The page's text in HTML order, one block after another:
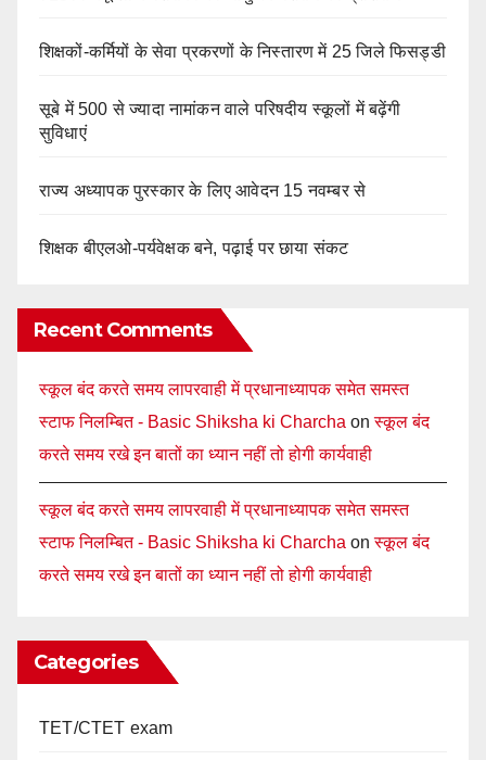
शिक्षकों-कर्मियों के सेवा प्रकरणों के निस्तारण में 25 जिले फिसड्डी
सूबे में 500 से ज्यादा नामांकन वाले परिषदीय स्कूलों में बढ़ेंगी
सुविधाएं
राज्य अध्यापक पुरस्कार के लिए आवेदन 15 नवम्बर से
शिक्षक बीएलओ-पर्यवेक्षक बने, पढ़ाई पर छाया संकट
Recent Comments
स्कूल बंद करते समय लापरवाही में प्रधानाध्यापक समेत समस्त
स्टाफ निलम्बित - Basic Shiksha ki Charcha onस्कूल बंद
करते समय रखे इन बातों का ध्यान नहीं तो होगी कार्यवाही
स्कूल बंद करते समय लापरवाही में प्रधानाध्यापक समेत समस्त
स्टाफ निलम्बित - Basic Shiksha ki Charcha onस्कूल बंद
करते समय रखे इन बातों का ध्यान नहीं तो होगी कार्यवाही
Categories
TET/CTET exam